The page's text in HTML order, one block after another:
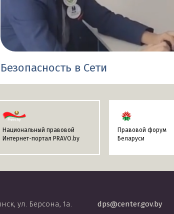
Безопасность в Сети
Национальный правовой
Интернет-портал PRAVO.by
Правовой форум
Беларуси
ул. Берсона, 1а. dps@center.gov.by